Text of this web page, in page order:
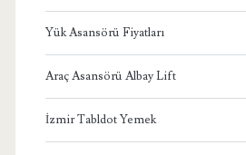
Yük Asansörü Fiyatları
Araç Asansörü Albay Lift
İzmir Tabldot Yemek